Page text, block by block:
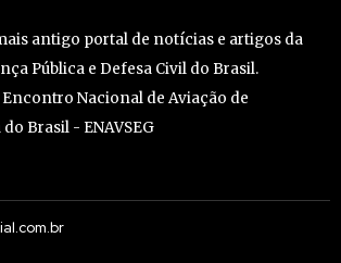
antigo portal de notícias e artigos da
Pública e Defesa Civil do Brasil.
Nacional de Aviação de
Brasil - ENAVSEG